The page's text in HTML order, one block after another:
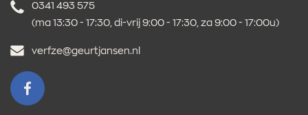
Telefoonnummer
0341 493 575
(ma 13:30 - 17:30, di-vrij 9:00 - 17:30, za 9:00 - 17:00u)
E-
verfze@geurtjansen.nl
VOLG ONS OP FACEBOOK